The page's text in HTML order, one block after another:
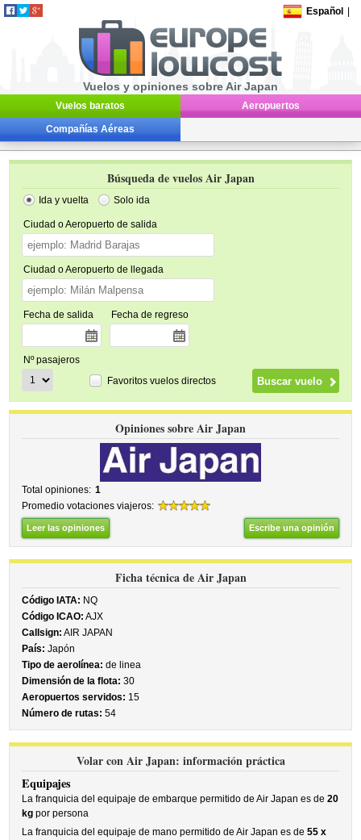
Español
Vuelos y opiniones sobre Air Japan
Vuelos baratos Aeropuertos
Compañías Aéreas
Búsqueda de vuelos Air Japan
Ida y vuelta Solo ida
Ciudad o Aeropuerto de salida
Ciudad o Aeropuerto de llegada
Fecha de salida Fecha de regreso
Nº pasajeros
Favoritos vuelos directos
Opiniones sobre Air Japan
Total opiniones: 1
Promedio votaciones viajeros:
Leer las opiniones Escribe una opinión
Ficha técnica de Air Japan
Código IATA: NQ
Código ICAO: AJX
Callsign: AIR JAPAN
País: Japón
Tipo de aerolínea: de linea
Dimensión de la flota: 30
Aeropuertos servidos: 15
Número de rutas: 54
Volar con Air Japan: información práctica
Equipajes
La franquicia del equipaje de embarque permitido de Air Japan es de20
kg por persona
La franquicia del equipaje de mano permitido de Air Japan es de55 x